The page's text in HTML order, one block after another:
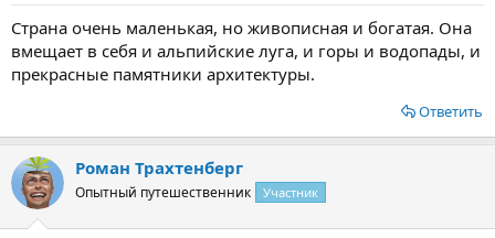
Страна очень маленькая, но живописная и богатая. Она
вмещает в себя и альпийские луга, и горы и водопады, и
прекрасные памятники архитектуры.
Ответить
Роман Трахтенберг
Опытный путешественник Участник